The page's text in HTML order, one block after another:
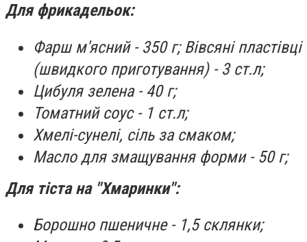
Для фрикадельок:
Фарш м'ясний - 350 г; Вівсяні пластівці
(швидкого приготування) - 3 ст.л;
Цибуля зелена - 40 г;
Томатний соус - 1 ст.л;
Хмелі-сунелі, сіль за смаком;
Масло для змащування форми - 50 г;
Для тіста на "Хмаринки":
Борошно пшеничне - 1,5 склянки;